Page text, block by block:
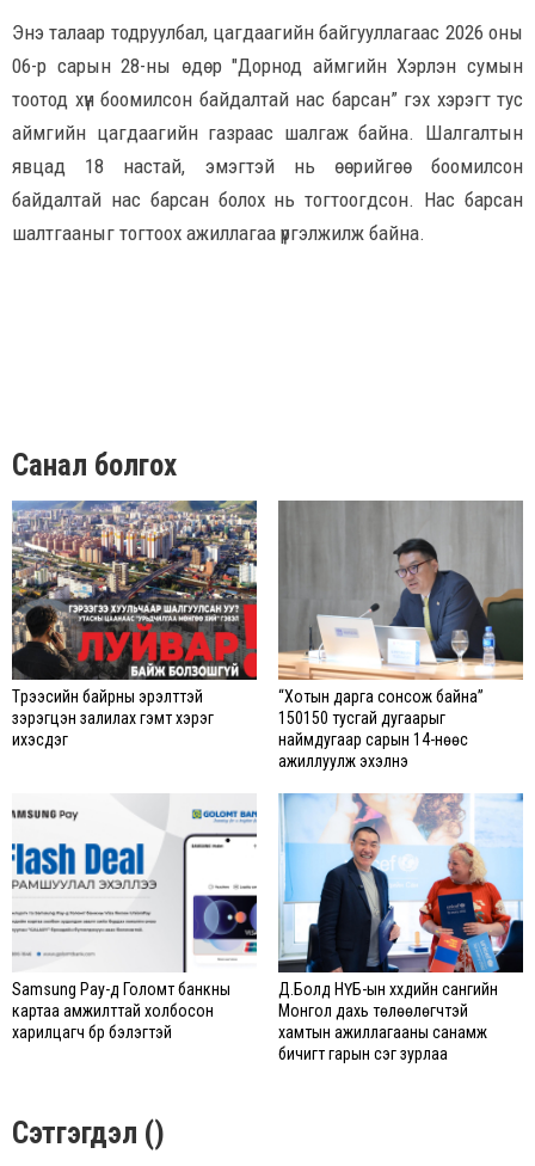
Энэ талаар тодруулбал, цагдаагийн байгууллагаас 2026 оны
06-р сарын 28-ны өдөр "Дорнод аймгийн Хэрлэн сумын
тоотод хүн боомилсон байдалтай нас барсан” гэх хэрэгт тус
аймгийн цагдаагийн газраас шалгаж байна. Шалгалтын
явцад 18 настай, эмэгтэй нь өөрийгөө боомилсон
байдалтай нас барсан болох нь тогтоогдсон. Нас барсан
шалтгааныг тогтоох ажиллагаа үргэлжилж байна.
Санал болгох
Түрээсийн байрны эрэлттэй
зэрэгцэн залилах гэмт хэрэг
ихэсдэг
“Хотын дарга сонсож байна”
150150 тусгай дугаарыг
наймдугаар сарын 14-нөөс
ажиллуулж эхэлнэ
Samsung Pay-д Голомт банкны
картаа амжилттай холбосон
харилцагч бүр бэлэгтэй
Д.Болд НҮБ-ын хүүхдийн сангийн
Монгол дахь төлөөлөгчтэй
хамтын ажиллагааны санамж
бичигт гарын үсэг зурлаа
Сэтгэгдэл ()